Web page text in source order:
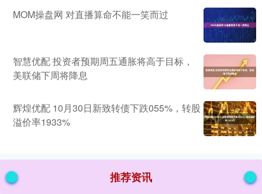
MOM操盘网 对直播算命不能一笑而过
智慧优配 投资者预期周五通胀将高于目标，
美联储下周将降息
辉煌优配 10月30日新致转债下跌055%，转股
溢价率1933%
推荐资讯